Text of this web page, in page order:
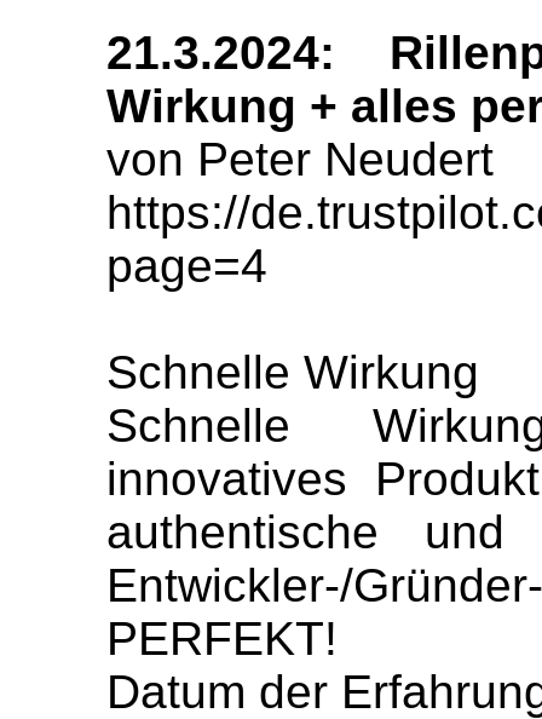
21.3.2024:
Wirkung + alles
von Peter Neudert
https://
page=4
Schnelle Wirkung
Schnelle
innovatives
authentische und
Entwickler-/
PERFEKT!
Datum der